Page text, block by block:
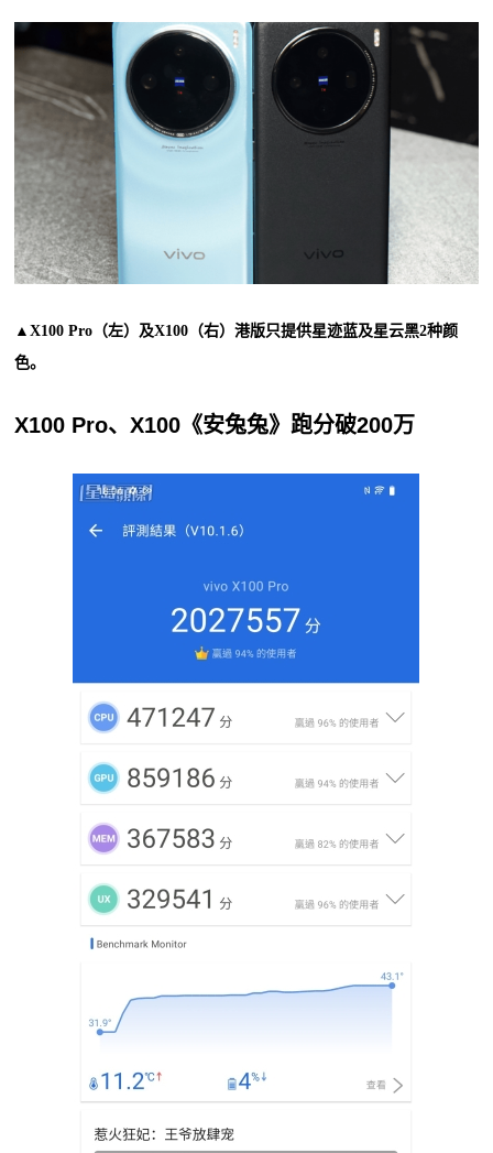
▲X100 Pro（左）及X100（右）港版只提供星迹蓝及星云黑2种颜
色。
X100 Pro、X100《安兔兔》跑分破200万